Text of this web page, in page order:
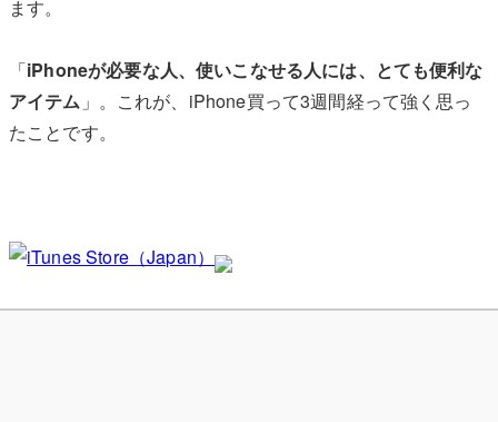
ます。
「iPhoneが必要な人、使いこなせる人には、とても便利な
アイテム 」。これが、iPhone買って3週間経って強く思っ
たことです。